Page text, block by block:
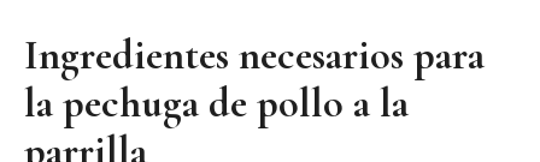
Ingredientes necesarios para
la pechuga de pollo a la
parrilla